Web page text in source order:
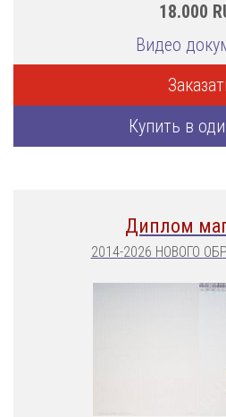
18.000
Видео
Купить в
Диплом
2014-2026 НОВОГО